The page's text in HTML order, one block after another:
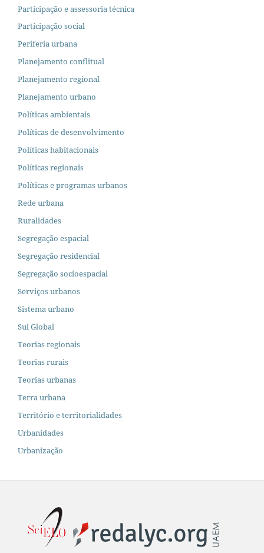
Participação e assessoria técnica
Participação social
Periferia urbana
Planejamento conflitual
Planejamento regional
Planejamento urbano
Políticas ambientais
Políticas de desenvolvimento
Políticas habitacionais
Políticas regionais
Políticas e programas urbanos
Rede urbana
Ruralidades
Segregação espacial
Segregação residencial
Segregação socioespacial
Serviços urbanos
Sistema urbano
Sul Global
Teorias regionais
Teorias rurais
Teorias urbanas
Terra urbana
Território e territorialidades
Urbanidades
Urbanização